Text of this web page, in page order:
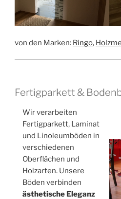
von den Marken: Ringo,
Fertigparkett &
Wir verarbeiten
Fertigparkett, Laminat
und Linoleumböden in
verschiedenen
Oberflächen und
Holzarten. Unsere
Böden verbinden
ästhetische Eleganz